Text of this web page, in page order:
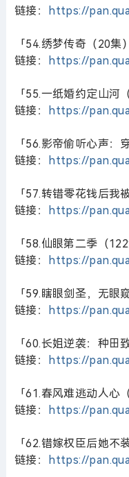
链接： https://
「54.绣梦传奇（20集
链接：
https://
「55.一纸婚约定山河
链接：
https://
「56.影帝偷听心声：
链接：
https://
「57.转错零花钱后我
链接：
https://
「58.仙眼第二季（122
链接：
https://
「59.瞎眼剑圣，无眼
链接：
https://
「60.长姐逆袭：种田
链接：
https://
「61.春风难逃动人心
链接：
https://
「62.错嫁权臣后她不
链接：
https://